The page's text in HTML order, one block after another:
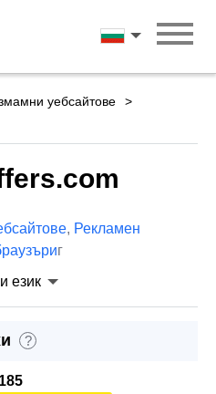
български
уебсайтове
, Рекламен
г
език
?